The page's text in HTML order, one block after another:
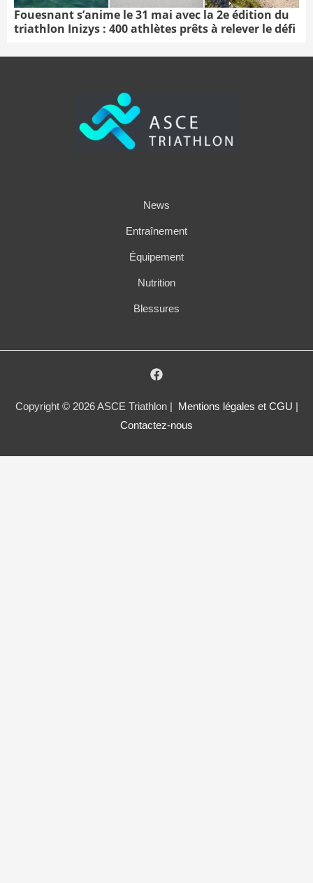
Fouesnant s’anime le 31 mai avec la 2e édition du
triathlon Inizys : 400 athlètes prêts à relever le défi
News
Entraînement
Équipement
Nutrition
Blessures
Copyright © 2026 ASCE Triathlon | Mentions légales et CGU |
Contactez-nous